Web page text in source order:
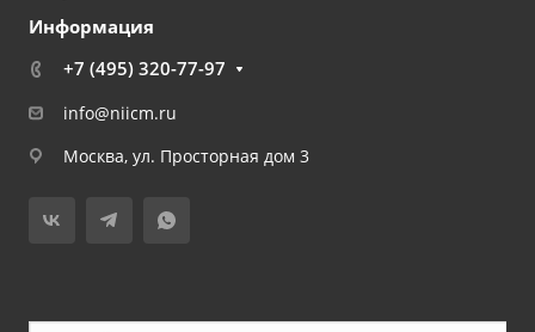
Информация
+7 (495) 320-77-97
info@niicm.ru
Москва, ул. Просторная дом 3